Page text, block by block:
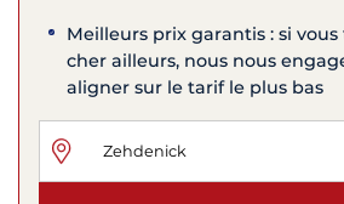
Meilleurs prix garantis : si
cher ailleurs, nous nous
aligner sur le tarif le plus bas